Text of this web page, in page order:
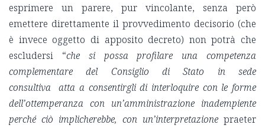
esprimere un parere, pur vincolante, senza però
emettere direttamente il provvedimento decisorio (che
è invece oggetto di apposito decreto) non potrà che
escludersi “che si possa profilare una competenza
complementare del Consiglio di Stato in sede
consultiva atta a consentirgli di interloquire con le forme
dell’ottemperanza con un’amministrazione inadempiente
perché ciò implicherebbe, con un’interpretazione praeter